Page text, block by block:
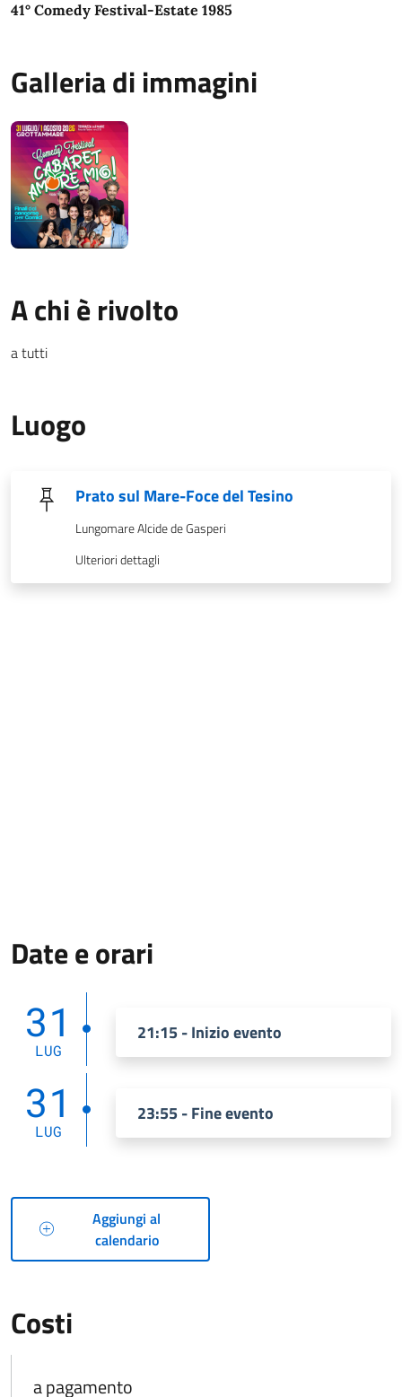
41° Comedy Festival-Estate 1985
Galleria di immagini
A chi è rivolto
a tutti
Luogo
Prato sul Mare-Foce del Tesino
Lungomare Alcide de Gasperi
Ulteriori dettagli
Date e orari
31
LUG
21:15 - Inizio evento
31
LUG
23:55 - Fine evento
Aggiungi al
calendario
Costi
a pagamento